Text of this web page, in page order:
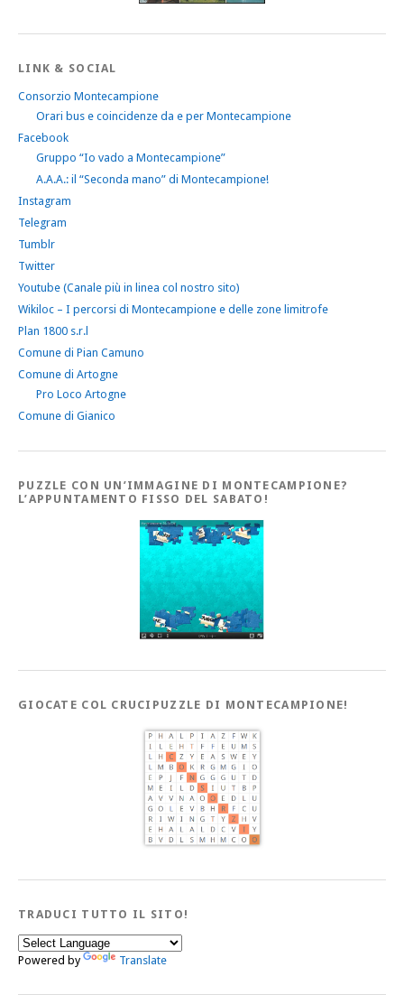
LINK & SOCIAL
Consorzio Montecampione
Orari bus e coincidenze da e per Montecampione
Facebook
Gruppo “Io vado a Montecampione”
A.A.A.: il “Seconda mano” di Montecampione!
Instagram
Telegram
Tumblr
Twitter
Youtube (Canale più in linea col nostro sito)
Wikiloc – I percorsi di Montecampione e delle zone limitrofe
Plan 1800 s.r.l
Comune di Pian Camuno
Comune di Artogne
Pro Loco Artogne
Comune di Gianico
PUZZLE CON UN’IMMAGINE DI MONTECAMPIONE?
L’APPUNTAMENTO FISSO DEL SABATO!
GIOCATE COL CRUCIPUZZLE DI MONTECAMPIONE!
TRADUCI TUTTO IL SITO!
Powered by Translate